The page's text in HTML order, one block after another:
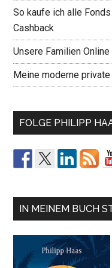
So kaufe ich alle
Cashback
Unsere Familien Online
Meine moderne
FOLGE PHILIPP
IN MEINEM BUCH